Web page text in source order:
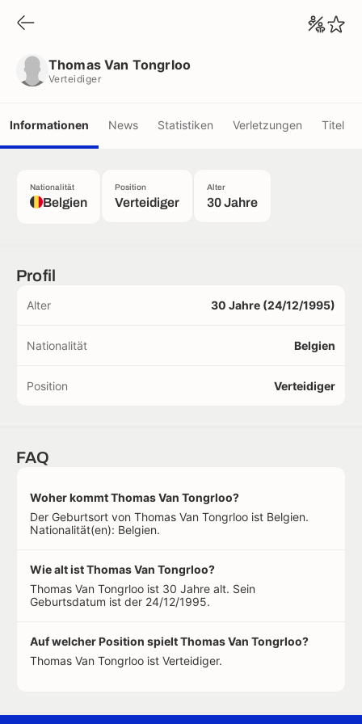
Thomas Van Tongrloo
Verteidiger
Informationen News Statistiken Verletzungen Titel
Nationalität
Belgien
Position
Verteidiger
Alter
30 Jahre
Profil
Alter 30 Jahre (24/12/1995)
Nationalität Belgien
Position Verteidiger
FAQ
Woher kommt Thomas Van Tongrloo?
Der Geburtsort von Thomas Van Tongrloo ist Belgien.
Nationalität(en): Belgien.
Wie alt ist Thomas Van Tongrloo?
Thomas Van Tongrloo ist 30 Jahre alt. Sein
Geburtsdatum ist der 24/12/1995.
Auf welcher Position spielt Thomas Van Tongrloo?
Thomas Van Tongrloo ist Verteidiger.